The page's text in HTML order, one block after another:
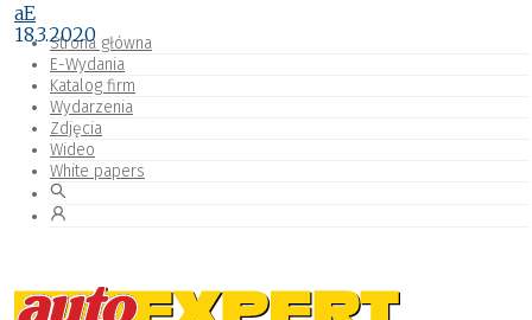
Strona główna
E-Wydania
Katalog firm
Wydarzenia
Zdjęcia
Wideo
White papers
aE
18.3.2020